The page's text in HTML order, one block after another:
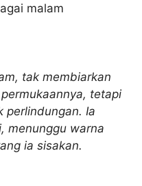
malam
tak membiarkan
tetapi
perlindungan. Ia
menunggu warna
ia sisakan.